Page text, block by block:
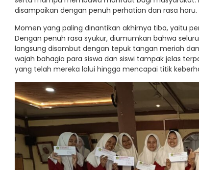
disampaikan dengan penuh perhatian dan rasa haru.
Momen yang paling dinantikan akhirnya tiba, yaitu
Dengan penuh rasa syukur, diumumkan bahwa
langsung disambut dengan tepuk tangan meriah
wajah bahagia para siswa dan siswi tampak jelas
yang telah mereka lalui hingga mencapai titik